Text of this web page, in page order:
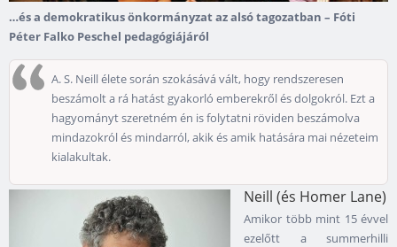
…és a demokratikus önkormányzat az alsó tagozatban – Fóti
Péter Falko Peschel pedagógiájáról
A. S. Neill élete során szokásává vált, hogy rendszeresen
beszámolt a rá hatást gyakorló emberekről és dolgokról. Ezt a
hagyományt szeretném én is folytatni röviden beszámolva
mindazokról és mindarról, akik és amik hatására mai nézeteim
kialakultak.
Neill (és Homer Lane)
Amikor több mint 15 évvel
ezelőtt a summerhilli